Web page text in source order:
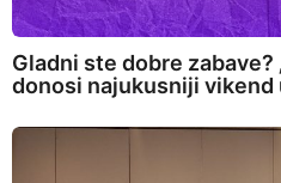
Gladni ste dobre zabave?
donosi najukusniji vikend